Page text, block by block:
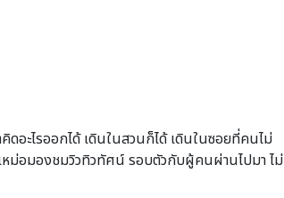
ดอะไรออกได้ เดินในสวนก็ได้ เดินในซอยที่คนไม่
เหม่อมองชมวิวทิวทัศน์ รอบตัวกับผู้คนผ่านไปมา ไม่